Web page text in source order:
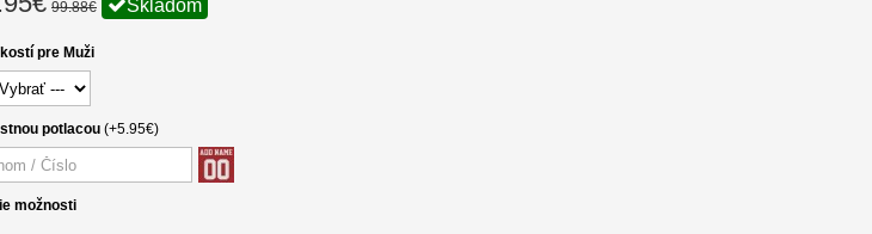
99.88€ Skladom
pre Muži
potlacou (+5.95€)
možnosti